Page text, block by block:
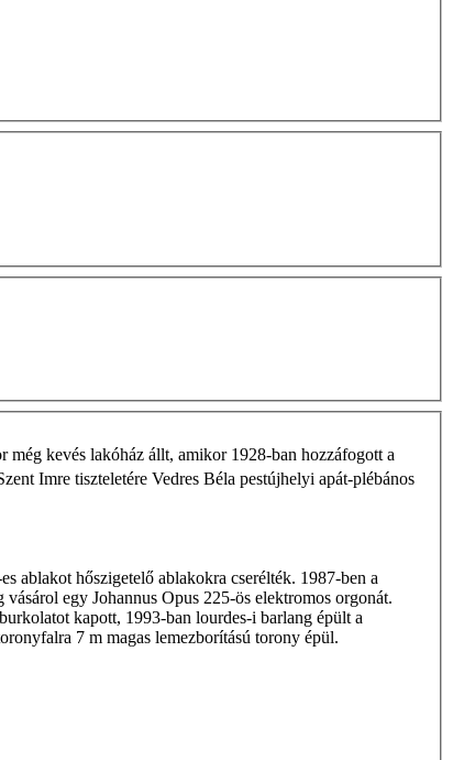
még kevés lakóház állt, amikor 1928-ban hozzáfogott a
Imre tiszteletére Vedres Béla pestújhelyi apát-plébános
ablakot hőszigetelő ablakokra cserélték. 1987-ben a
egy Johannus Opus 225-ös elektromos orgonát.
kapott, 1993-ban lourdes-i barlang épült a
7 m magas lemezborítású torony épül.